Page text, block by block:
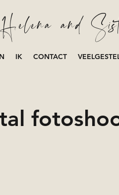
Helena and
IK CONTACT